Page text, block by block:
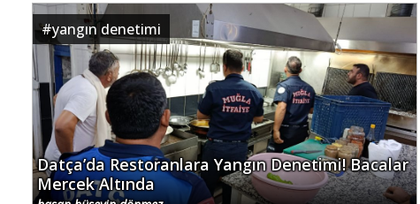
#yangın denetimi
Datça’da Restoranlara Yangın Denetimi! Bacalar
Mercek Altında